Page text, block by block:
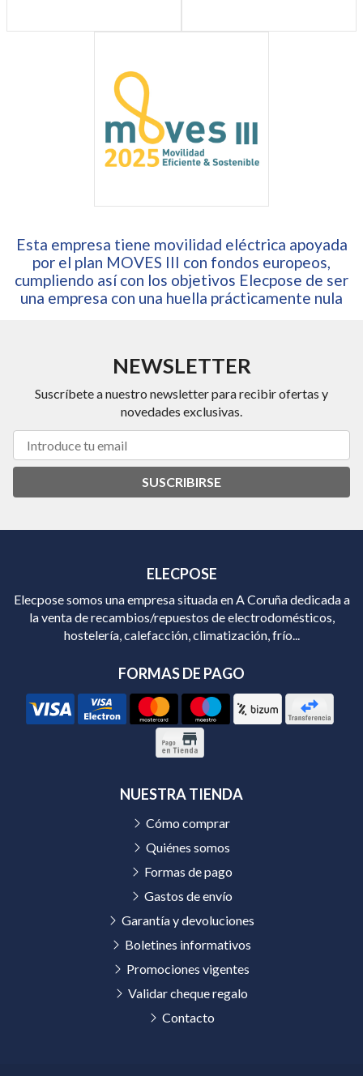
Esta empresa tiene movilidad eléctrica apoyada
por el plan MOVES III con fondos europeos,
cumpliendo así con los objetivos Elecpose de ser
una empresa con una huella prácticamente nula
NEWSLETTER
Suscríbete a nuestro newsletter para recibir ofertas y
novedades exclusivas.
SUSCRIBIRSE
ELECPOSE
Elecpose somos una empresa situada en A Coruña dedicada a
la venta de recambios/repuestos de electrodomésticos,
hostelería, calefacción, climatización, frío...
FORMAS DE PAGO
NUESTRA TIENDA
Cómo comprar
Quiénes somos
Formas de pago
Gastos de envío
Garantía y devoluciones
Boletines informativos
Promociones vigentes
Validar cheque regalo
Contacto